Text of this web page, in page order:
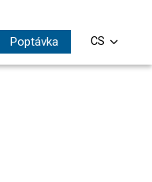
Poptávka CS